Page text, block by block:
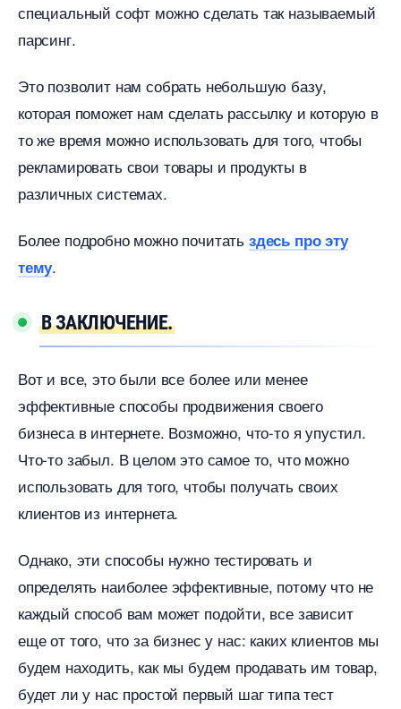
специальный софт можно сделать так называемый
парсинг.
Это позволит нам собрать небольшую базу,
которая поможет нам сделать рассылку и которую
то же время можно использовать для того, чтобы
рекламировать свои товары и продукты
различных системах.
Более подробно можно почитать здесь про эту
тему.
ЗАКЛЮЧЕНИЕ.
от и все, это были все более или менее
эффективные способы продвижения своего
изнеса в интернете. Возможно, что-то я упустил.
Что-то забыл. В целом это самое то, что можно
использовать для того, чтобы получать своих
клиентов из интернета.
Однако, эти способы нужно тестировать и
определять наиболее эффективные, потому что не
каждый способ вам может подойти, все зависит
еще от того, что за бизнес у нас: каких клиентов мы
удем находить, как мы будем продавать им товар,
удет ли у нас простой первый шаг типа тест